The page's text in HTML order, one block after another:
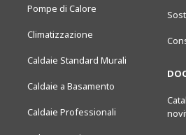
Pompe di Calore
Climatizzazione
Caldaie Standard Murali
Caldaie a Basamento
Caldaie Professionali